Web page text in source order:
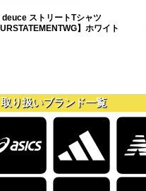
deuce ストリートTシャツ
】ホワイト
取り扱いブランド一覧